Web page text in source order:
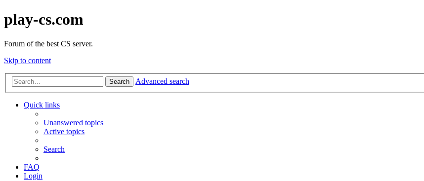
play-cs.com
Forum of the best CS server.
Skip to content
Search Advanced search
Quick links
Unanswered topics
Active topics
Search
FAQ
Login